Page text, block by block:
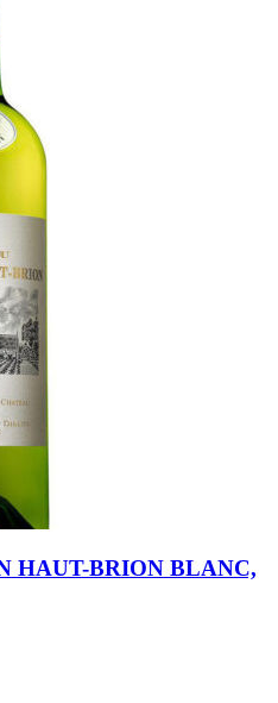
HAUT-BRION BLANC,